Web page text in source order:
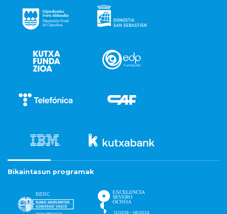
Bikaintasun programak